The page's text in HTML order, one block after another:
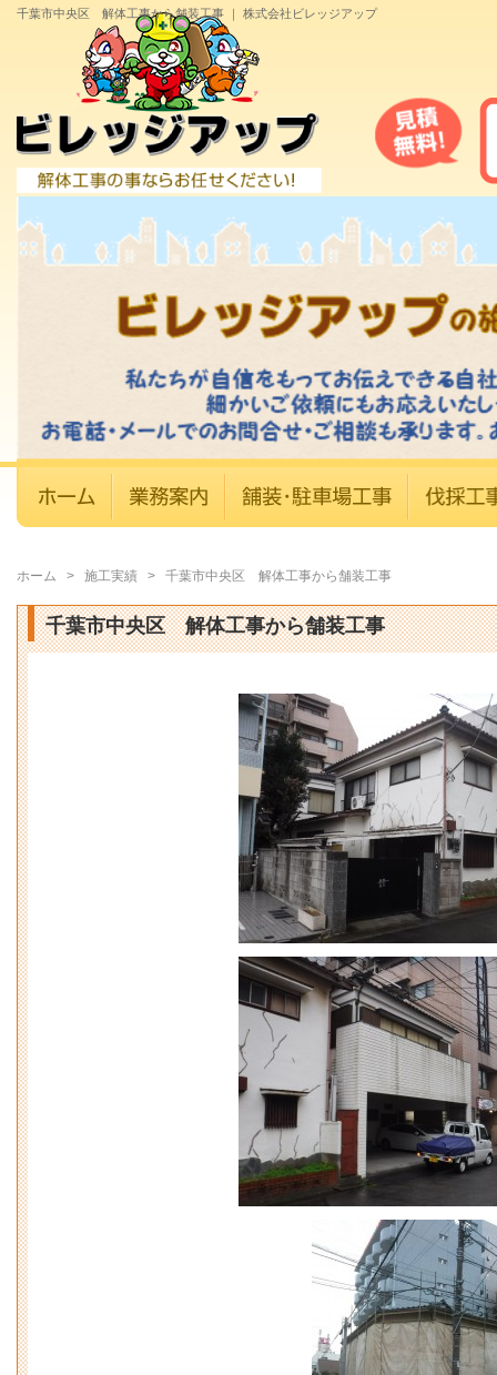
千葉市中央区 解体工事から舗装工事 ｜ 株式会社ビレッジアップ
ホーム > 施工実績 > 千葉市中央区 解体工事から舗装工事
千葉市中央区 解体工事から舗装工事